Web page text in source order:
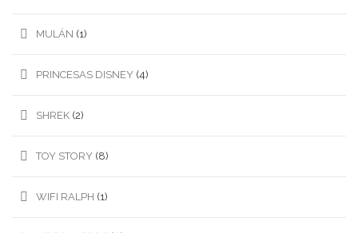
MULÁN (1)
PRINCESAS DISNEY (4)
SHREK (2)
TOY STORY (8)
WIFI RALPH (1)